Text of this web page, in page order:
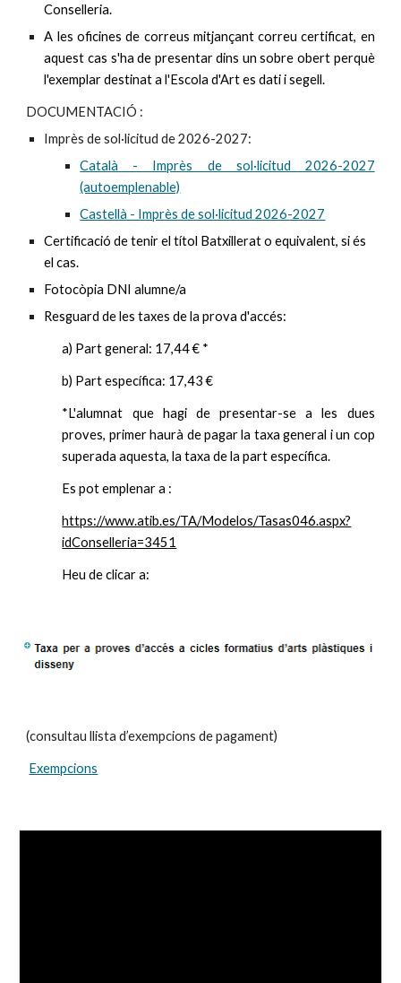
Conselleria.
A les oficines de correus mitjançant correu certificat, en
aquest cas s'ha de presentar dins un sobre obert perquè
l'exemplar destinat a l'Escola d'Art es dati i segell.
DOCUMENTACIÓ :
Imprès de sol·licitud de 2026-2027:
Català - Imprès de sol·licitud 2026-2027
(autoemplenable)
Castellà - Imprès de sol·licitud 2026-2027
Certificació de tenir el títol Batxillerato equivalent, si és
el cas.
Fotocòpia DNI alumne/a
Resguard delestaxes de la prova d'accés:
a) Part general: 17,44€ *
b) Part específica: 17,43€
*L'alumnat que hagi de presentar-se a les dues
proves, primer haurà de pagar la taxa general i un cop
superada aquesta, la taxa de la part específica.
Es pot emplenar a :
https://www.atib.es/TA/Modelos/Tasas046.aspx?
idConselleria=3451
Heu de clicar a:
(consultau llista d’exempcions de pagament)
Exempcions